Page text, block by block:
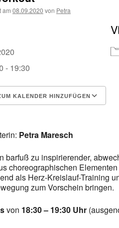
am 08.09.2020 von Petra
- 19:30
KALENDER HINZUFÜGEN
Petra Maresch
barfuß zu inspirierender,
choreographischen
als Herz-Kreislauf-Training
zum Vorschein bringen.
von 18:30 – 19:30 Uhr